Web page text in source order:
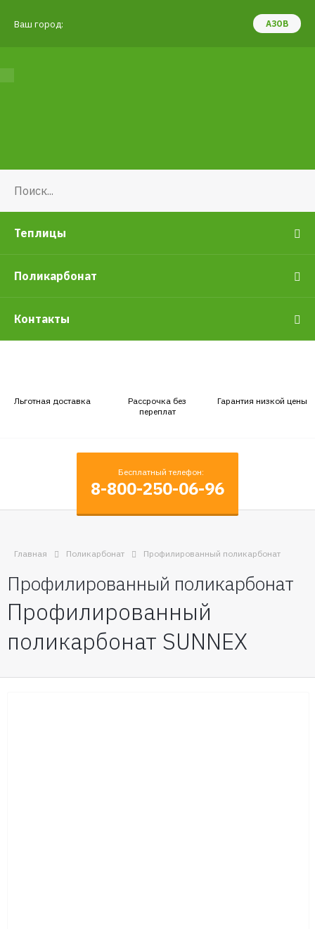
Ваш город: АЗОВ
Теплицы
Поликарбонат
Контакты
Льготная доставка
Рассрочка без
переплат
Гарантия низкой цены
Бесплатный телефон:
8-800-250-06-96
Главная Поликарбонат Профилированный поликарбонат
Профилированный поликарбонат
Профилированный
поликарбонат SUNNEX